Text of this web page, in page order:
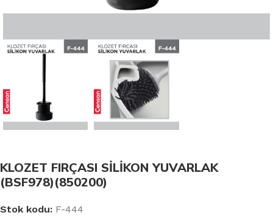
KLOZET FIRÇASI SİLİKON YUVARLAK
(BSF978)(850200)
Stok kodu: F-444